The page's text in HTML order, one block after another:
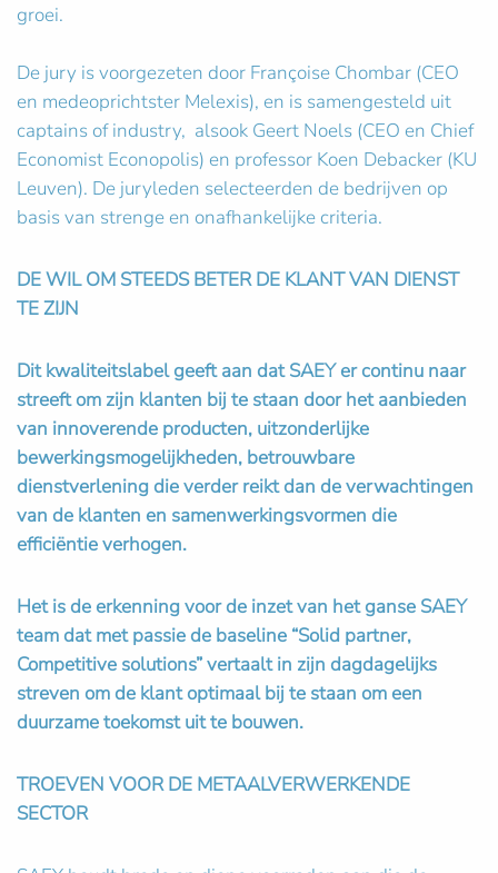
groei.
De jury is voorgezeten door Françoise Chombar (CEO
en medeoprichtster Melexis), en is samengesteld uit
captains of industry, alsook Geert Noels (CEO en Chief
Economist Econopolis) en professor Koen Debacker (KU
Leuven). De juryleden selecteerden de bedrijven op
basis van strenge en onafhankelijke criteria.
DE WIL OM STEEDS BETER DE KLANT VAN DIENST
TE ZIJN
Dit kwaliteitslabel geeft aan dat SAEY er continu naar
streeft om zijn klanten bij te staan door het aanbieden
van innoverende producten, uitzonderlijke
bewerkingsmogelijkheden, betrouwbare
dienstverlening die verder reikt dan de verwachtingen
van de klanten en samenwerkingsvormen die
efficiëntie verhogen.
Het is de erkenning voor de inzet van het ganse SAEY
team dat met passie de baseline “Solid partner,
Competitive solutions”vertaalt in zijn dagdagelijks
streven om de klant optimaal bij te staan om een
duurzame toekomst uit te bouwen.
TROEVEN VOOR DE METAALVERWERKENDE
SECTOR